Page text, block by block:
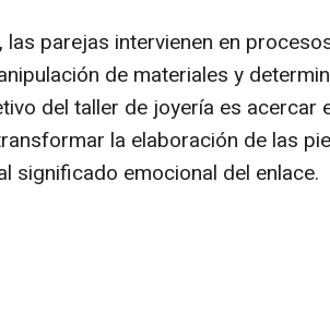
las parejas intervienen en
de materiales y
del taller de joyería es acercar
la elaboración de las
significado emocional del enlace.